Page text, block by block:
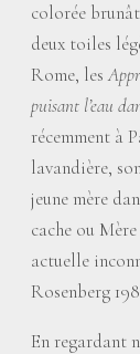
colorée
deux toiles
Rome, les
puisant l’eau
récemment à
lavandière,
jeune mère
cache ou
actuelle
Rosenberg
En regardant